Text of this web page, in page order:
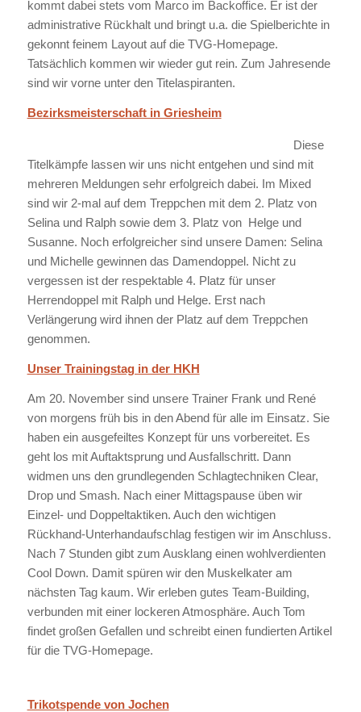
kommt dabei stets vom Marco im Backoffice. Er ist der
administrative Rückhalt und bringt u.a. die Spielberichte in
gekonnt feinem Layout auf die TVG-Homepage.
Tatsächlich kommen wir wieder gut rein. Zum Jahresende
sind wir vorne unter den Titelaspiranten.
Bezirksmeisterschaft in Griesheim
Diese
Titelkämpfe lassen wir uns nicht entgehen und sind mit
mehreren Meldungen sehr erfolgreich dabei. Im Mixed
sind wir 2-mal auf dem Treppchen mit dem 2. Platz von
Selina und Ralph sowie dem 3. Platz von Helge und
Susanne. Noch erfolgreicher sind unsere Damen: Selina
und Michelle gewinnen das Damendoppel. Nicht zu
vergessen ist der respektable 4. Platz für unser
Herrendoppel mit Ralph und Helge. Erst nach
Verlängerung wird ihnen der Platz auf dem Treppchen
genommen.
Unser Trainingstag in der HKH
Am 20. November sind unsere Trainer Frank und René
von morgens früh bis in den Abend für alle im Einsatz. Sie
haben ein ausgefeiltes Konzept für uns vorbereitet. Es
geht los mit Auftaktsprung und Ausfallschritt. Dann
widmen uns den grundlegenden Schlagtechniken Clear,
Drop und Smash. Nach einer Mittagspause üben wir
Einzel- und Doppeltaktiken. Auch den wichtigen
Rückhand-Unterhandaufschlag festigen wir im Anschluss.
Nach 7 Stunden gibt zum Ausklang einen wohlverdienten
Cool Down. Damit spüren wir den Muskelkater am
nächsten Tag kaum. Wir erleben gutes Team-Building,
verbunden mit einer lockeren Atmosphäre. Auch Tom
findet großen Gefallen und schreibt einen fundierten Artikel
für die TVG-Homepage.
Trikotspende von Jochen